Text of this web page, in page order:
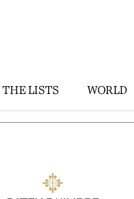
THE LISTS WORLD